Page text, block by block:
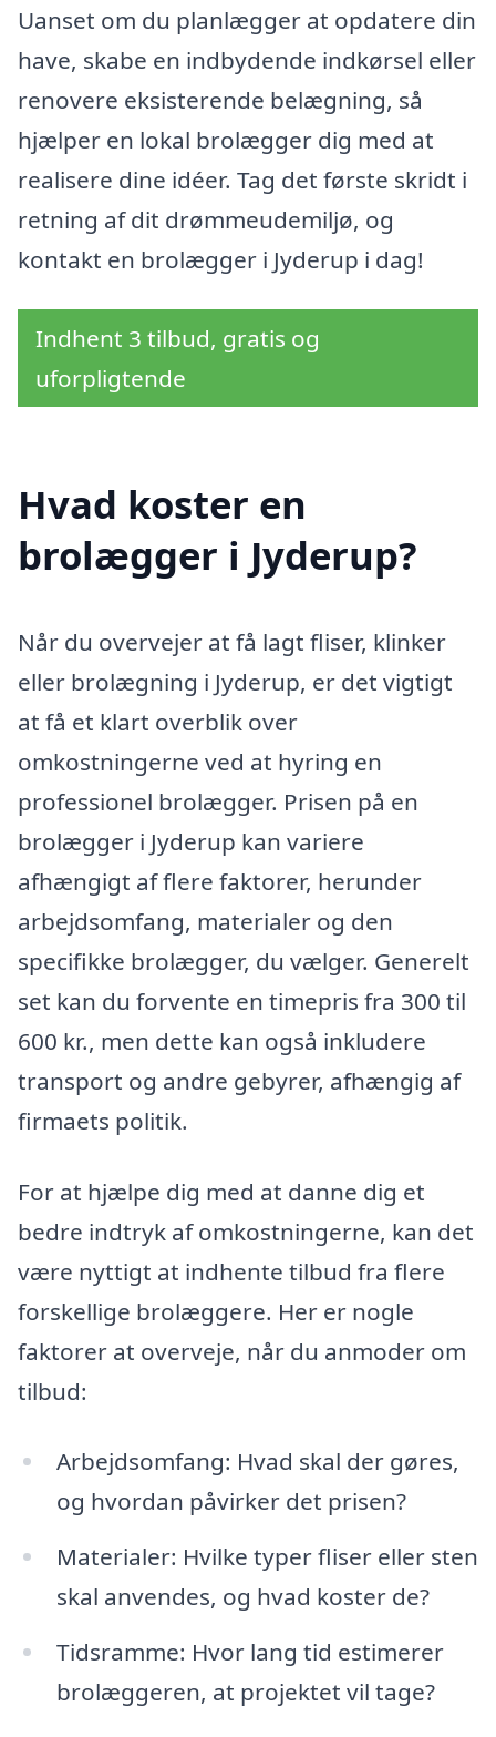
Uanset om du planlægger at opdatere din
have, skabe en indbydende indkørsel eller
renovere eksisterende belægning, så
hjælper en lokal brolægger dig med at
realisere dine idéer. Tag det første skridt i
retning af dit drømmeudemiljø, og
kontakt en brolægger i Jyderup i dag!
Indhent 3 tilbud, gratis og
uforpligtende
Hvad koster en
brolægger i Jyderup?
Når du overvejer at få lagt fliser, klinker
eller brolægning i Jyderup, er det vigtigt
at få et klart overblik over
omkostningerne ved at hyring en
professionel brolægger. Prisen på en
brolægger i Jyderup kan variere
afhængigt af flere faktorer, herunder
arbejdsomfang, materialer og den
specifikke brolægger, du vælger. Generelt
set kan du forvente en timepris fra 300 til
600 kr., men dette kan også inkludere
transport og andre gebyrer, afhængig af
firmaets politik.
For at hjælpe dig med at danne dig et
bedre indtryk af omkostningerne, kan det
være nyttigt at indhente tilbud fra flere
forskellige brolæggere. Her er nogle
faktorer at overveje, når du anmoder om
tilbud:
Arbejdsomfang: Hvad skal der gøres,
og hvordan påvirker det prisen?
Materialer: Hvilke typer fliser eller sten
skal anvendes, og hvad koster de?
Tidsramme: Hvor lang tid estimerer
brolæggeren, at projektet vil tage?